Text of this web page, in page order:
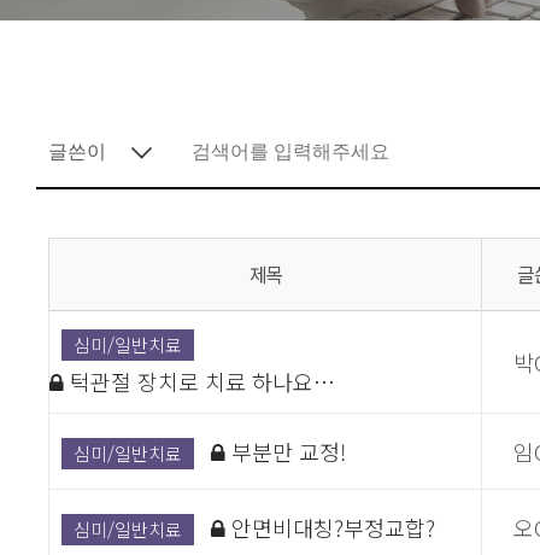
제목 글
심미/일반치료
턱관절 장치로 치료 하나요…
심미/일반치료 부분만 교정!
심미/일반치료 안면비대칭?부정교합? 오